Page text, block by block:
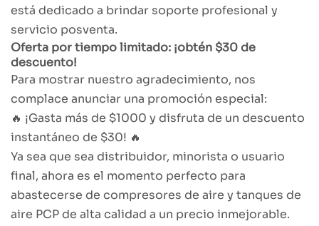
está dedicado a brindar soporte profesional y
servicio posventa.
Oferta por tiempo limitado: ¡obtén $30 de
descuento!
Para mostrar nuestro agradecimiento, nos
complace anunciar una promoción especial:
🔥 ¡Gasta más de $1000 y disfruta de un descuento
instantáneo de $30! 🔥
Ya sea que sea distribuidor, minorista o usuario
final, ahora es el momento perfecto para
abastecerse de compresores de aire y tanques de
aire PCP de alta calidad a un precio inmejorable.